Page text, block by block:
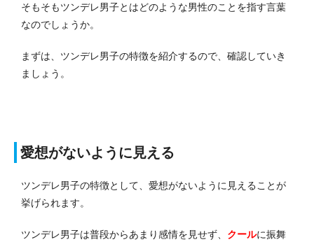
そもそもツンデレ男子とはどのような男性のことを指す言葉
なのでしょうか。
まずは、ツンデレ男子の特徴を紹介するので、確認していき
ましょう。
愛想がないように見える
ツンデレ男子の特徴として、愛想がないように見えることが
挙げられます。
ツンデレ男子は普段からあまり感情を見せず、 クールに振舞